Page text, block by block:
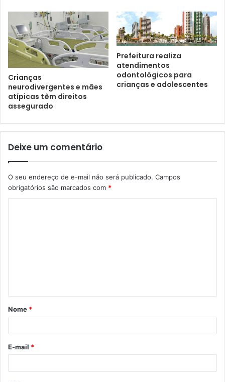
Crianças
neurodivergentes e mães
atípicas têm direitos
assegurado
Prefeitura realiza
atendimentos
odontológicos para
crianças e adolescentes
Deixe um comentário
O seu endereço de e-mail não será publicado. Campos
obrigatórios são marcados com *
Nome *
E-mail *